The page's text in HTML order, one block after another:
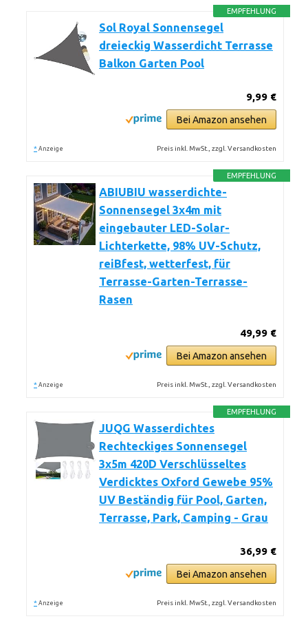
EMPFEHLUNG
Sol Royal Sonnensegel
dreieckig Wasserdicht Terrasse
Balkon Garten Pool
9,99 €
Bei Amazon ansehen
* Anzeige Preis inkl. MwSt., zzgl. Versandkosten
EMPFEHLUNG
ABIUBIU wasserdichte-
Sonnensegel 3x4m mit
eingebauter LED-Solar-
Lichterkette, 98% UV-Schutz,
reiBfest, wetterfest, für
Terrasse-Garten-Terrasse-
Rasen
49,99 €
Bei Amazon ansehen
* Anzeige Preis inkl. MwSt., zzgl. Versandkosten
EMPFEHLUNG
JUQG Wasserdichtes
Rechteckiges Sonnensegel
3x5m 420D Verschlüsseltes
Verdicktes Oxford Gewebe 95%
UV Beständig für Pool, Garten,
Terrasse, Park, Camping - Grau
36,99 €
Bei Amazon ansehen
* Anzeige Preis inkl. MwSt., zzgl. Versandkosten